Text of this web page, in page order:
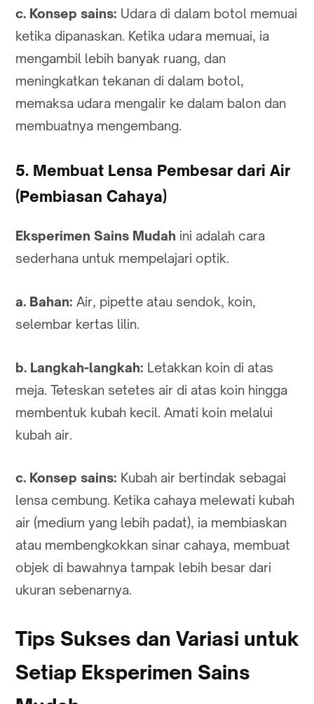
c. Konsep sains: Udara di dalam botol memuai
ketika dipanaskan. Ketika udara memuai, ia
mengambil lebih banyak ruang, dan
meningkatkan tekanan di dalam botol,
memaksa udara mengalir ke dalam balon dan
membuatnya mengembang.
5. Membuat Lensa Pembesar dari Air
(Pembiasan Cahaya)
Eksperimen Sains Mudah ini adalah cara
sederhana untuk mempelajari optik.
a. Bahan: Air, pipette atau sendok, koin,
selembar kertas lilin.
b. Langkah-langkah: Letakkan koin di atas
meja. Teteskan setetes air di atas koin hingga
membentuk kubah kecil. Amati koin melalui
kubah air.
c. Konsep sains: Kubah air bertindak sebagai
lensa cembung. Ketika cahaya melewati kubah
air (medium yang lebih padat), ia membiaskan
atau membengkokkan sinar cahaya, membuat
objek di bawahnya tampak lebih besar dari
ukuran sebenarnya.
Tips Sukses dan Variasi untuk
Setiap Eksperimen Sains